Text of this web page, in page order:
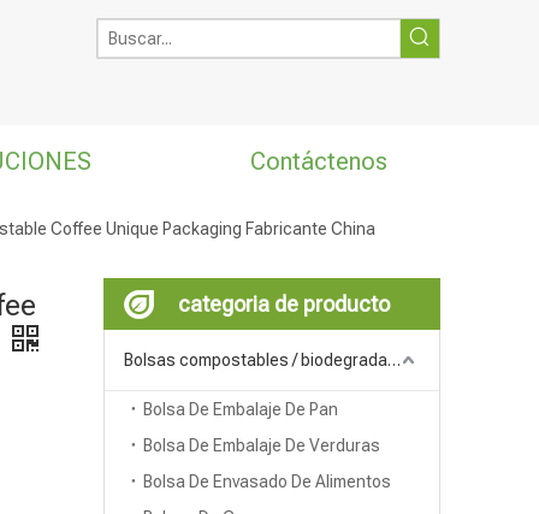
Contáctenos
Coffee Unique Packaging Fabricante China
categoria de producto
Bolsas compostables / biodegradables
Bolsa De Embalaje De Pan
Bolsa De Embalaje De Verduras
Bolsa De Envasado De Alimentos